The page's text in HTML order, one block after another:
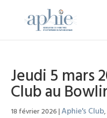
Jeudi 5 mars
Club au
18 février 2026|Aphie's Club,